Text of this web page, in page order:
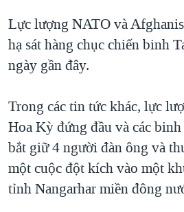
NGƯ DÂN VIỆT VÀ LÀN SÓNG
BÊN KIA QUỐC LỘ: TIẾNG VỌNG
QUAN HỆ VIỆT MỸ
Lực lượng NATO và
hạ sát hàng chục chiến binh
ngày gần đây.
Trong các tin tức khác, lực
Hoa Kỳ đứng đầu và các
bắt giữ 4 người đàn ông và
một cuộc đột kích vào một
tỉnh Nangarhar miền đông